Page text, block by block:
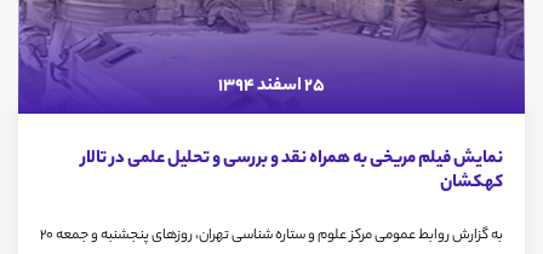
25 اسفند 1394
نمایش فیلم مریخی به همراه نقد و بررسی و تحلیل علمی در تالار
کهکشان
به گزارش روابط عمومی مرکز علوم و ستاره شناسی تهران، روزهای پنجشنبه و جمعه 20